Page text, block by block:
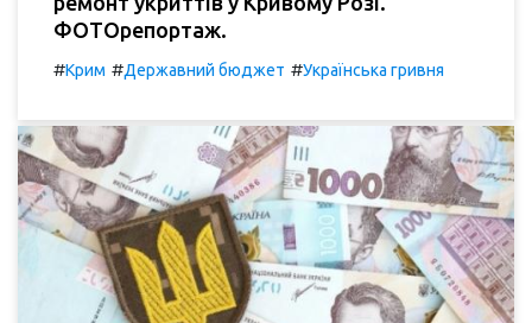
ФОТОрепортаж.
#Крим #Державний бюджет #Українська гривня